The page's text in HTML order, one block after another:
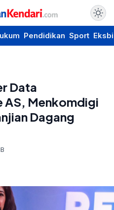
Pendidikan Sport
Data
AS, Menkomdigi
Dagang